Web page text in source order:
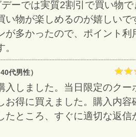
ーでは実質2割引で買い物
い物が楽しめるのが嬉しい
が多かったので、ポイント
代男性）
入しました。当日限定のク
お得に買えました。購入内
たところ、すぐに適切な返